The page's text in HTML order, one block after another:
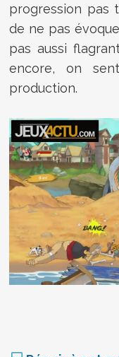
progression pas
de ne pas
pas aussi
encore, on
production.